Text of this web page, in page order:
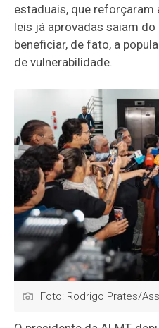
estaduais, que reforçaram
leis já aprovadas saiam do
beneficiar, de fato, a
de vulnerabilidade.
Foto: Rodrigo Prates/